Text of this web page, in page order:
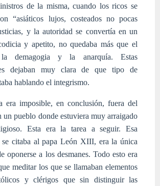
de la misma, cuando los ricos se
“asiáticos lujos, costeados no pocas
y la autoridad se convertía en un
y apetito, no quedaba más que el
demagogia y la anarquía. Estas
dejaban muy clara de que tipo de
hablando el integrismo.
era imposible, en conclusión, fuera del
un pueblo donde estuviera muy arraigado
Esta era la tarea a seguir. Esa
se citaba al papa León XIII, era la única
oponerse a los desmanes. Todo esto era
meditar los que se llamaban elementos
y clérigos que sin distinguir las